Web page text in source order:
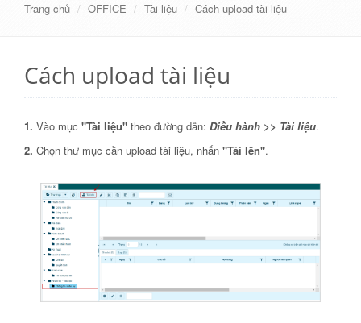
Trang chủ OFFICE Tài liệu Cách upload tài liệu
Cách upload tài liệu
1. Vào mục "Tài liệu" theo đường dẫn: Điều hành >> Tài liệu.
2. Chọn thư mục cần upload tài liệu, nhấn "Tải lên".